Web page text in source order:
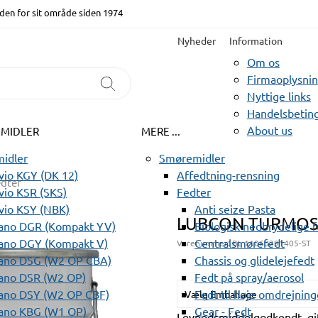
for sit område siden 1974
Nyheder Information
Om os
Nyttige links
About us
KGY (DK 12)
KSR (SKS)
KSY (NBK)
DGR (Kompakt YV)
DGY (Kompakt V)
DSG (W2 OP CBA)
DSR (W2 OP)
DSY (W2 OP CBF)
KBG (W1 OP)
MERE ...
Smøremidler
Affedtning-rensning
Fedter
Anti seize Pasta
Biologisk nedbrydelige
Centralsmørefedt
Chassis og glidelejefedt
Fedt på spray/aerosol
Fedt til høje
Gear - Fedt
LUBCON
Varenummer:BL 11060291405-ST
Vælg Emballage